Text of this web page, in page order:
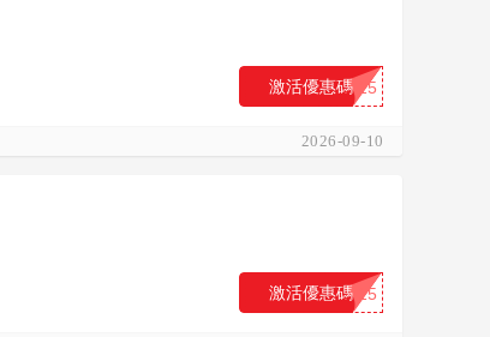
...15
激活優惠碼
2026-09-10
...15
激活優惠碼